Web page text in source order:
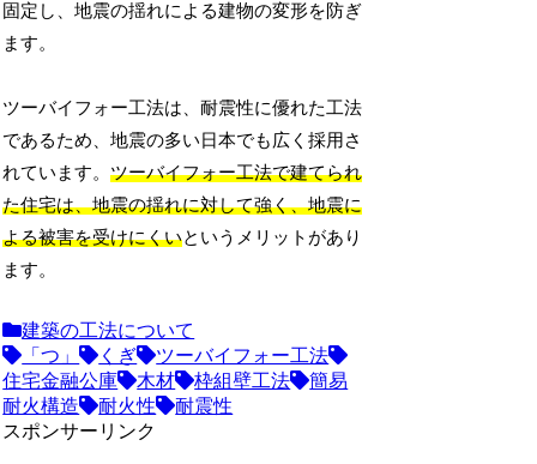
固定し、地震の揺れによる建物の変形を防ぎ
ます。
ツーバイフォー工法は、耐震性に優れた工法
であるため、地震の多い日本でも広く採用さ
れています。ツーバイフォー工法で建てられ
た住宅は、地震の揺れに対して強く、地震に
よる被害を受けにくいというメリットがあり
ます。
建築の工法について
「つ」
くぎ
ツーバイフォー工法
住宅金融公庫
木材 枠組壁工法
簡易
耐火構造
耐火性
耐震性
スポンサーリンク